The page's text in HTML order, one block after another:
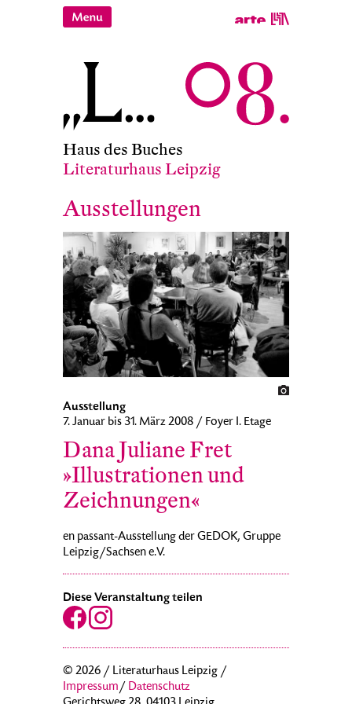
Haus des Buches
Literaturhaus Leipzig
Ausstellungen
Ausstellung
7. Januar bis 31. März 2008 / Foyer I. Etage
Dana Juliane Fret
»Illustrationen und
Zeichnungen«
en passant-Ausstellung der GEDOK, Gruppe
Leipzig/Sachsen e.V.
Diese Veranstaltung teilen
© 2026 / Literaturhaus Leipzig /
Impressum/ Datenschutz